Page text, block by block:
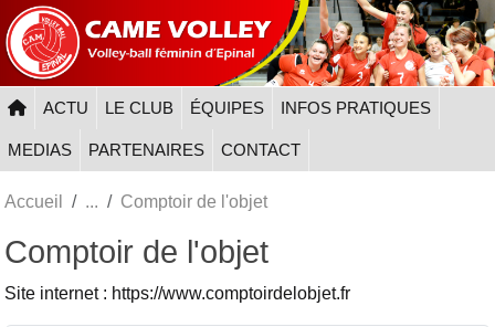
ACTU LE CLUB ÉQUIPES INFOS PRATIQUES
MEDIAS PARTENAIRES CONTACT
Accueil Comptoir de l'objet
Comptoir de l'objet
Site internet : https://www.comptoirdelobjet.fr
Panneau de gestion des cookies